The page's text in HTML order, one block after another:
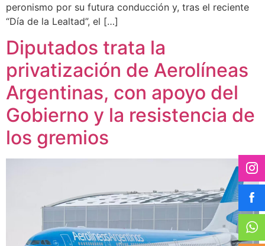
peronismo por su futura conducción y, tras el reciente
“Día de la Lealtad”, el […]
Diputados trata la
privatización de Aerolíneas
Argentinas, con apoyo del
Gobierno y la resistencia de
los gremios